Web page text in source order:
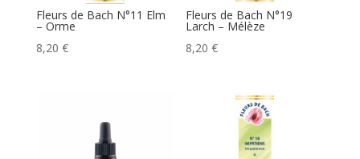
Fleurs de Bach N°11 Elm
– Orme
8,20 €
Fleurs de Bach N°19
Larch – Mélèze
8,20€